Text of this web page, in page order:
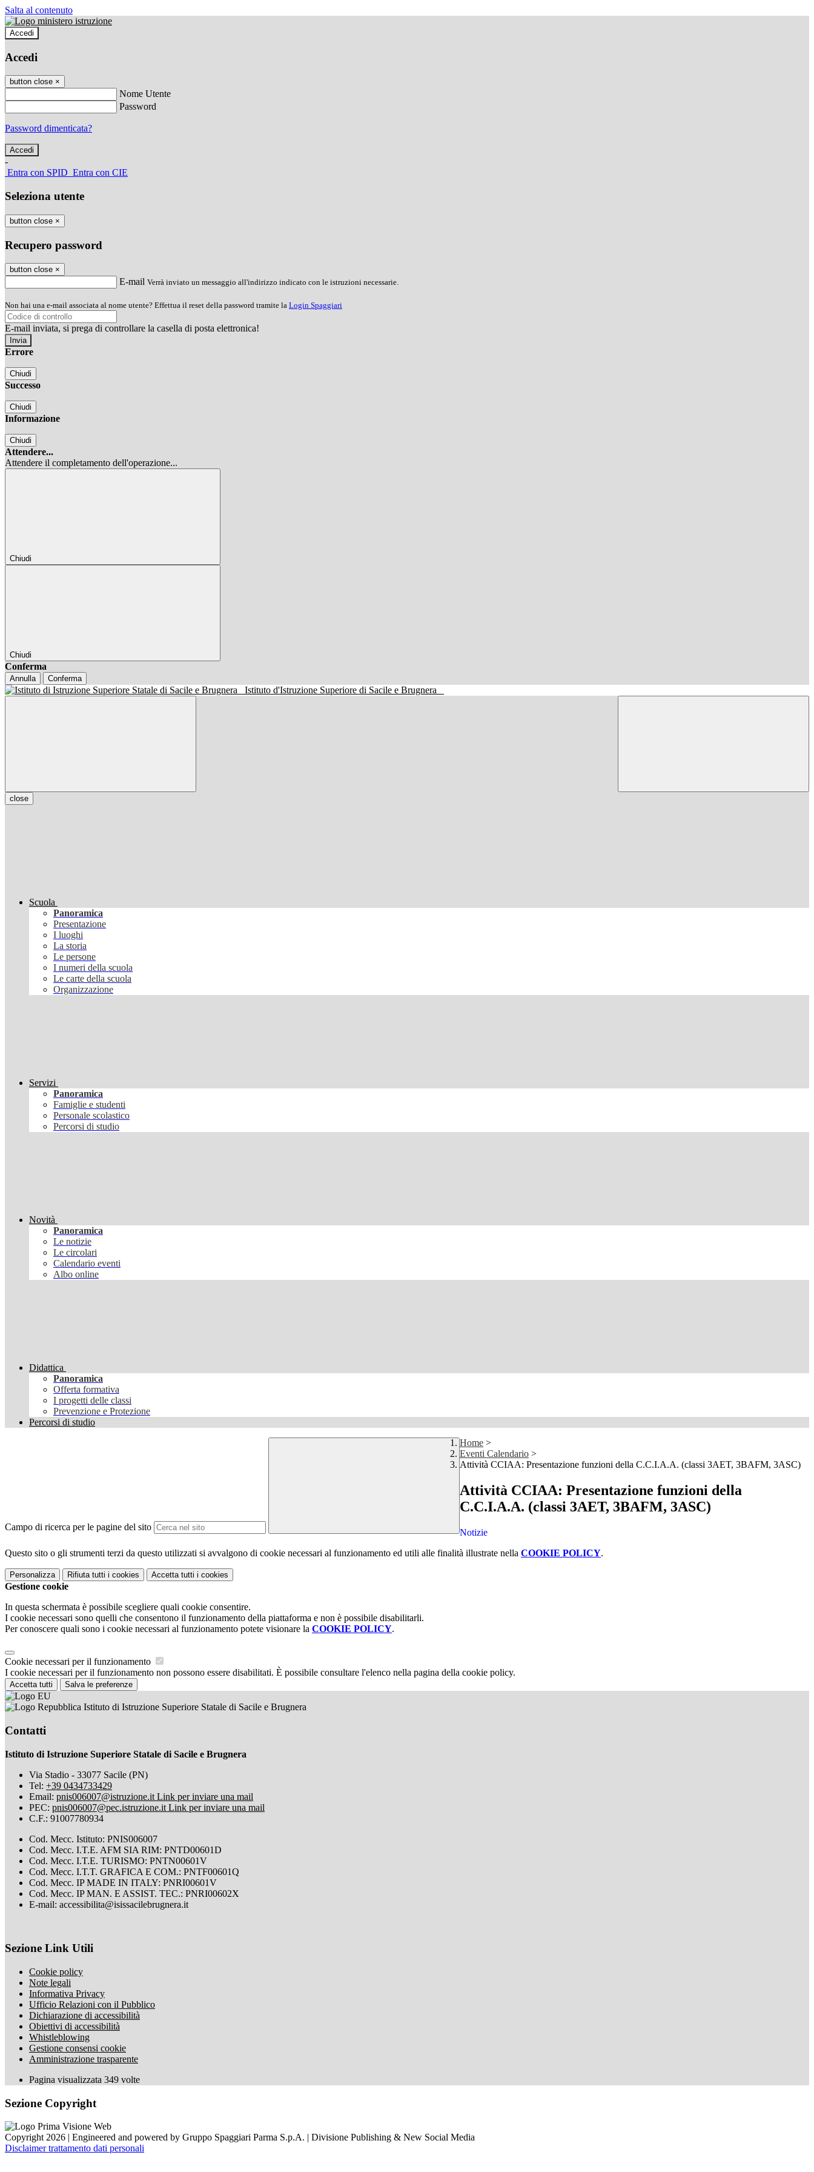
Salta al contenuto
Accedi
Accedi
button close ×
Nome Utente
Password
Password dimenticata?
-
Entra con SPID Entra con CIE
Seleziona utente
button close ×
Recupero password
button close ×
E-mail Verrà inviato un messaggio all'indirizzo indicato con le istruzioni necessarie.
Non hai una e-mail associata al nome utente? Effettua il reset della password tramite la Login Spaggiari
E-mail inviata, si prega di controllare la casella di posta elettronica!
Errore
Chiudi
Successo
Chiudi
Informazione
Chiudi
Attendere...
Attendere il completamento dell'operazione...
Chiudi
Chiudi
Conferma
Annulla Conferma
Istituto d'Istruzione Superiore di Sacile e Brugnera
close
Scuola
Panoramica
Presentazione
I luoghi
La storia
Le persone
I numeri della scuola
Le carte della scuola
Organizzazione
Servizi
Panoramica
Famiglie e studenti
Personale scolastico
Percorsi di studio
Novità
Panoramica
Le notizie
Le circolari
Calendario eventi
Albo online
Didattica
Panoramica
Offerta formativa
I progetti delle classi
Prevenzione e Protezione
Percorsi di studio
Campo di ricerca per le pagine del sito
Home >
Eventi Calendario >
Attività CCIAA: Presentazione funzioni della C.C.I.A.A. (classi 3AET, 3BAFM, 3ASC)
Attività CCIAA: Presentazione funzioni della
C.C.I.A.A. (classi 3AET, 3BAFM, 3ASC)
Notizie
Questo sito o gli strumenti terzi da questo utilizzati si avvalgono di cookie necessari al funzionamento ed utili alle finalità illustrate nella COOKIE POLICY.
Personalizza Rifiuta tutti i cookies Accetta tutti i cookies
Gestione cookie
In questa schermata è possibile scegliere quali cookie consentire.
I cookie necessari sono quelli che consentono il funzionamento della piattaforma e non è possibile disabilitarli.
Per conoscere quali sono i cookie necessari al funzionamento potete visionare la COOKIE POLICY.
Cookie necessari per il funzionamento
I cookie necessari per il funzionamento non possono essere disabilitati. È possibile consultare l'elenco nella pagina della cookie policy.
Accetta tutti Salva le preferenze
Istituto di Istruzione Superiore Statale di Sacile e Brugnera
Contatti
Istituto di Istruzione Superiore Statale di Sacile e Brugnera
Via Stadio - 33077 Sacile (PN)
Tel: +39 0434733429
Email: pnis006007@istruzione.it Link per inviare una mail
PEC: pnis006007@pec.istruzione.it Link per inviare una mail
C.F.: 91007780934
Cod. Mecc. Istituto: PNIS006007
Cod. Mecc. I.T.E. AFM SIA RIM: PNTD00601D
Cod. Mecc. I.T.E. TURISMO: PNTN00601V
Cod. Mecc. I.T.T. GRAFICA E COM.: PNTF00601Q
Cod. Mecc. IP MADE IN ITALY: PNRI00601V
Cod. Mecc. IP MAN. E ASSIST. TEC.: PNRI00602X
E-mail: accessibilita@isissacilebrugnera.it
Sezione Link Utili
Cookie policy
Note legali
Informativa Privacy
Ufficio Relazioni con il Pubblico
Dichiarazione di accessibilità
Obiettivi di accessibilità
Whistleblowing
Gestione consensi cookie
Amministrazione trasparente
Pagina visualizzata 349 volte
Sezione Copyright
Copyright 2026 | Engineered and powered by Gruppo Spaggiari Parma S.p.A. | Divisione Publishing & New Social Media
Disclaimer trattamento dati personali